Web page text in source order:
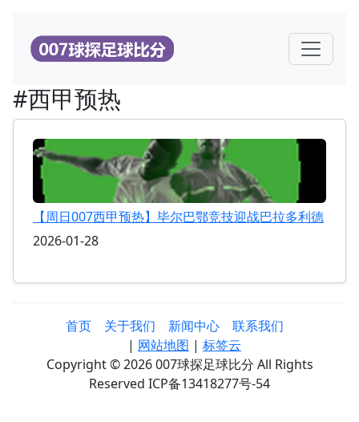
#西甲预热
【周日007西甲预热】毕尔巴鄂竞技迎战巴拉多利德
2026-01-28
首页 关于我们 新闻中心
联系我们
| 网站地图 | 标签云
Copyright © 2026 007球探足球比分 All Rights
Reserved ICP备13418277号-54